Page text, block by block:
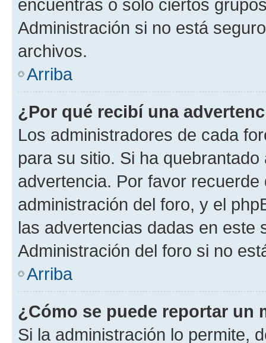
encuentras ó solo ciertos
Administración si no está
archivos.
Arriba
¿Por qué recibí una
Los administradores de cada
para su sitio. Si ha
advertencia. Por favor
administración del foro, y el
las advertencias dadas en este
Administración del foro si no
Arriba
¿Cómo se puede reportar un
Si la administración lo permite,